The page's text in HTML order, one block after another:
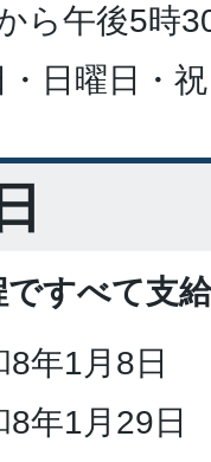
ら午後5時
・日曜日・
ですべて支
8年1月8日
8年1月29日